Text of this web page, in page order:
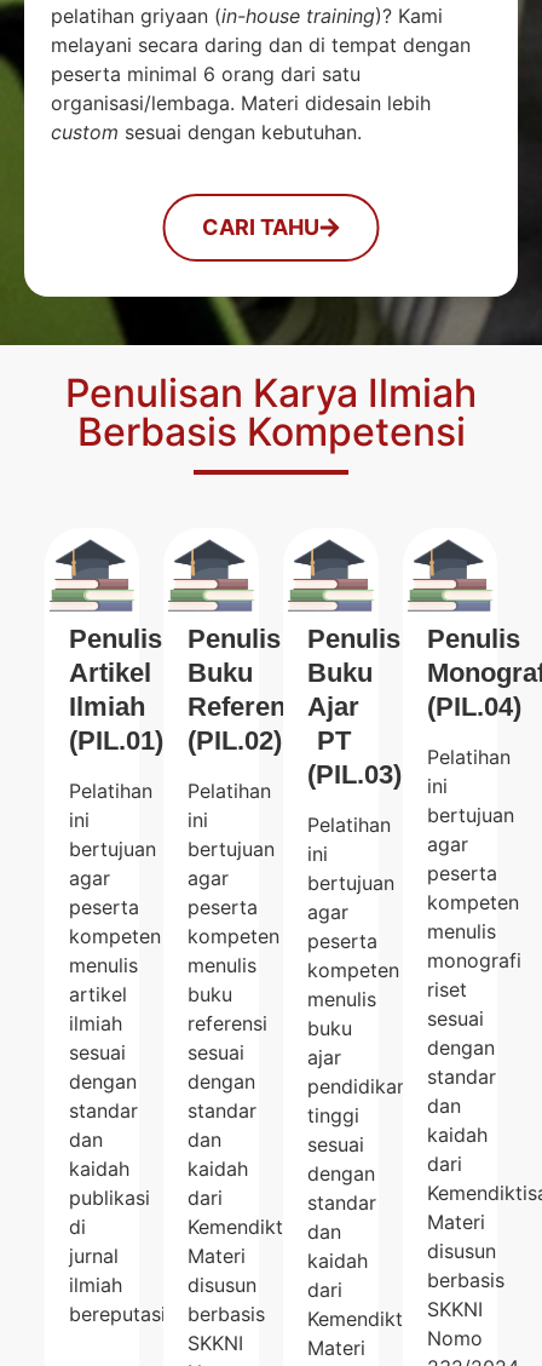
pelatihan griyaan (in-house training)? Kami
melayani secara daring dan di tempat dengan
peserta minimal 6 orang dari satu
organisasi/lembaga. Materi didesain lebih
custom sesuai dengan kebutuhan.
CARI TAHU
Penulisan Karya Ilmiah
Berbasis Kompetensi
Penulis
Artikel
Ilmiah
(PIL.01)
Pelatihan
ini
bertujuan
agar
peserta
kompeten
menulis
artikel
ilmiah
sesuai
dengan
standar
dan
kaidah
publikasi
di
jurnal
ilmiah
bereputasi.
Penulis
Buku
Referensi
(PIL.02)
Pelatihan
ini
bertujuan
agar
peserta
kompeten
menulis
buku
referensi
sesuai
dengan
standar
dan
kaidah
dari
Kemendiktisaintek.
Materi
disusun
berbasis
SKKNI
Penulis
Buku
Ajar
PT
(PIL.03)
Pelatihan
ini
bertujuan
agar
peserta
kompeten
menulis
buku
ajar
pendidikan
tinggi
sesuai
dengan
standar
dan
kaidah
dari
Kemendiktisaintek.
Materi
Penulis
(PIL.04)
Pelatihan
ini
bertujuan
agar
peserta
kompeten
menulis
monografi
riset
sesuai
dengan
standar
dan
kaidah
dari
Materi
disusun
berbasis
SKKNI
Nomo